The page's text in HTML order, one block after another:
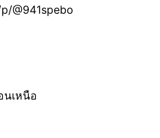
@941spebo
นเหนือ